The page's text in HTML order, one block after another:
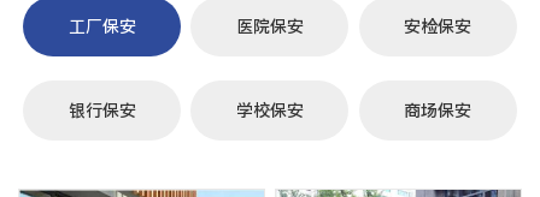
工厂保安 医院保安 安检保安
银行保安 学校保安 商场保安